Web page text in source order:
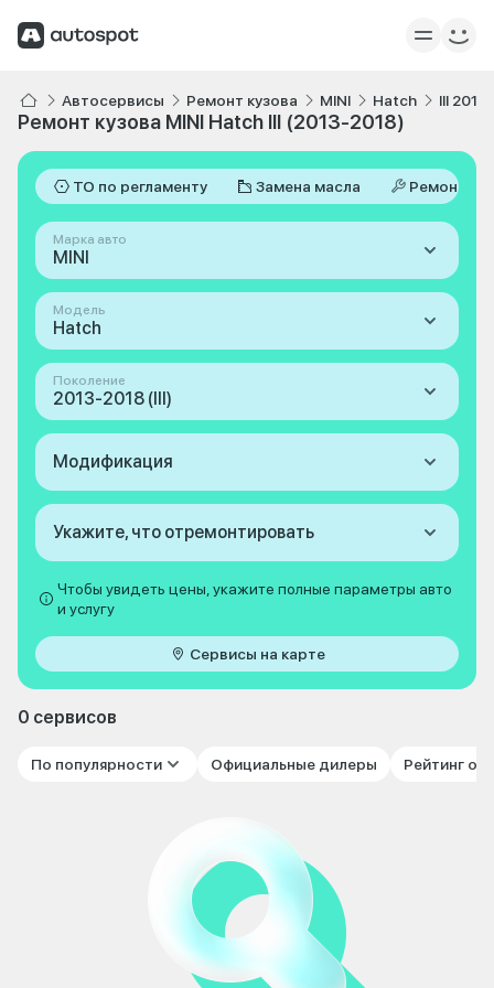
Автосервисы Ремонт кузова MINI Hatch III
Ремонт кузова MINI Hatch III (2013-2018)
ТО по регламенту Замена масла Ремонт
Марка авто
MINI
Модель
Hatch
Поколение
2013-2018 (III)
Модификация
Укажите, что отремонтировать
Чтобы увидеть цены, укажите полные параметры авто
и услугу
Сервисы на карте
0 сервисов
По популярности Официальные дилеры Рейтинг